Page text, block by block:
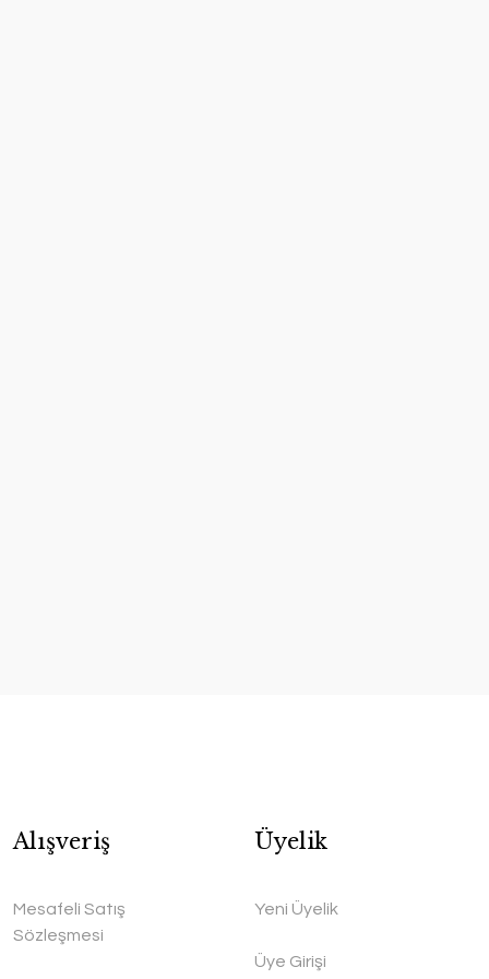
Alışveriş
Mesafeli Satış
Sözleşmesi
Üyelik
Yeni Üyelik
Üye Girişi